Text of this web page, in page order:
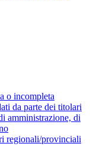
o incompleta
da parte dei titolari
amministrazione, di
regionali/provinciali